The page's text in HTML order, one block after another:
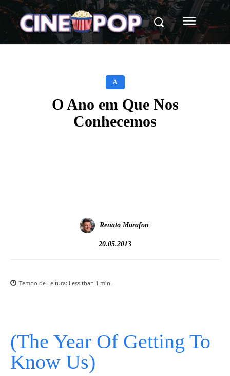
A
O Ano em Que Nos
Conhecemos
Renato Marafon
20.05.2013
Tempo de Leitura: Less than 1 min.
(The Year Of Getting To
Know Us)